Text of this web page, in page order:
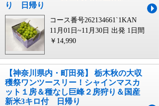
り 日帰り
コース番号262134661`1KAN
11月01日~11月30日 出発 1日間
￥14,990
【神奈川県内・町田発】 栃木秋の大収
穫祭ワンツースリー！シャインマスカ
ット１房＆種なし巨峰２房狩り＆国産
新米3キロ付 日帰り